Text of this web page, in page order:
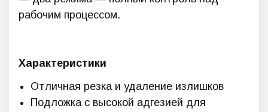
рабочим процессом.
Характеристики
Отличная резка и удаление излишков
Подложка с высокой адгезией для